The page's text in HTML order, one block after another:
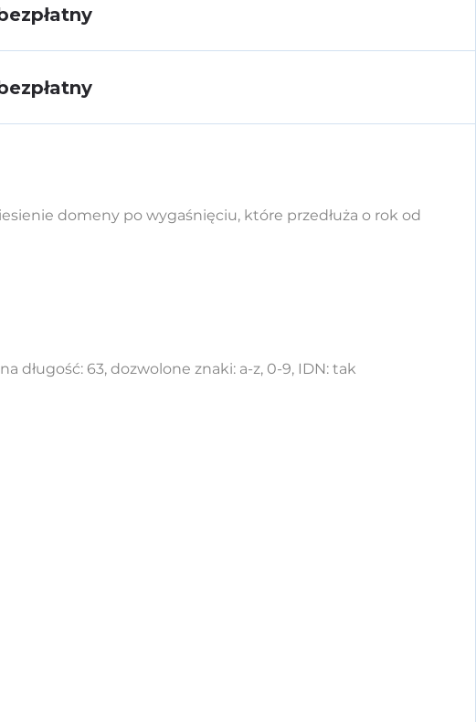
domeny po wygaśnięciu, które przedłuża o rok od
długość: 63, dozwolone znaki: a-z, 0-9, IDN: tak